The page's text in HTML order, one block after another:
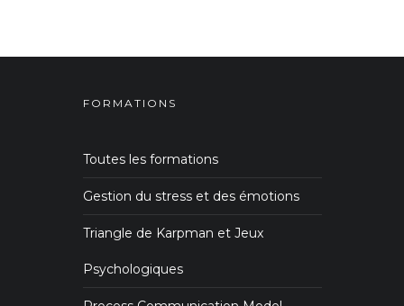
FORMATIONS
Toutes les formations
Gestion du stress et des émotions
Triangle de Karpman et Jeux
Psychologiques